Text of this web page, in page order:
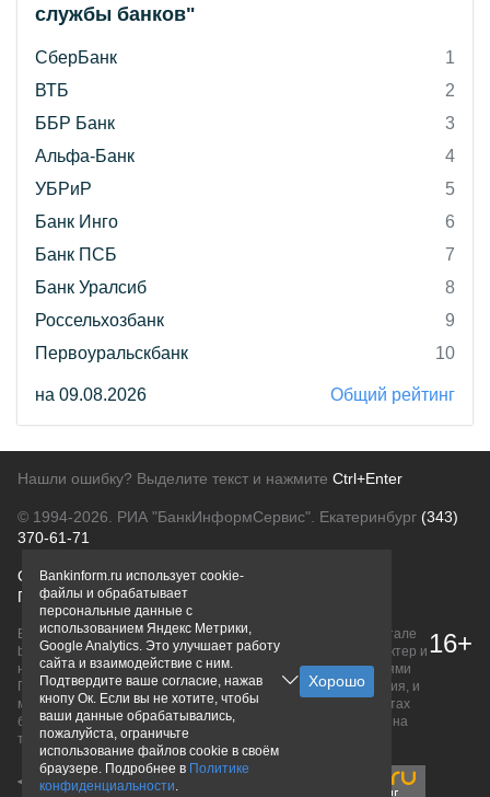
службы банков"
СберБанк
1
ВТБ
2
ББР Банк
3
Альфа-Банк
4
УБРиР
5
Банк Инго
6
Банк ПСБ
7
Банк Уралсиб
8
Россельхозбанк
9
Первоуральскбанк
10
на 09.08.2026 Общий рейтинг
Нашли ошибку? Выделите текст и нажмите Ctrl+Enter
© 1994-2026. РИА "БанкИнформСервис". Екатеринбург (343)
370-61-71
О проектеПолитика конфиденциальности
Правовая информацияДля рекламодателей
Вся информация о продуктах банков, размещенная на портале
bankinform.ru, носит исключительно ознакомительный характер и
не является публичной офертой, определяемой положениями
ГК РФ. Информация не содержит точного и полного описания, и
может быть изменена. Конечные условия уточняйте на сайтах
банков или при личном обращении. Исключительное право на
товарные знаки принадлежит их правообладателям.
16+
Bankinform.ru использует cookie-
файлы и обрабатывает
персональные данные с
использованием Яндекс Метрики,
Google Analytics. Это улучшает работу
сайта и взаимодействие с ним.
Подтвердите ваше согласие, нажав
кнопу Ок. Если вы не хотите, чтобы
ваши данные обрабатывались,
пожалуйста, ограничьте
использование файлов cookie в своём
браузере. Подробнее в Политике
конфиденциальности.